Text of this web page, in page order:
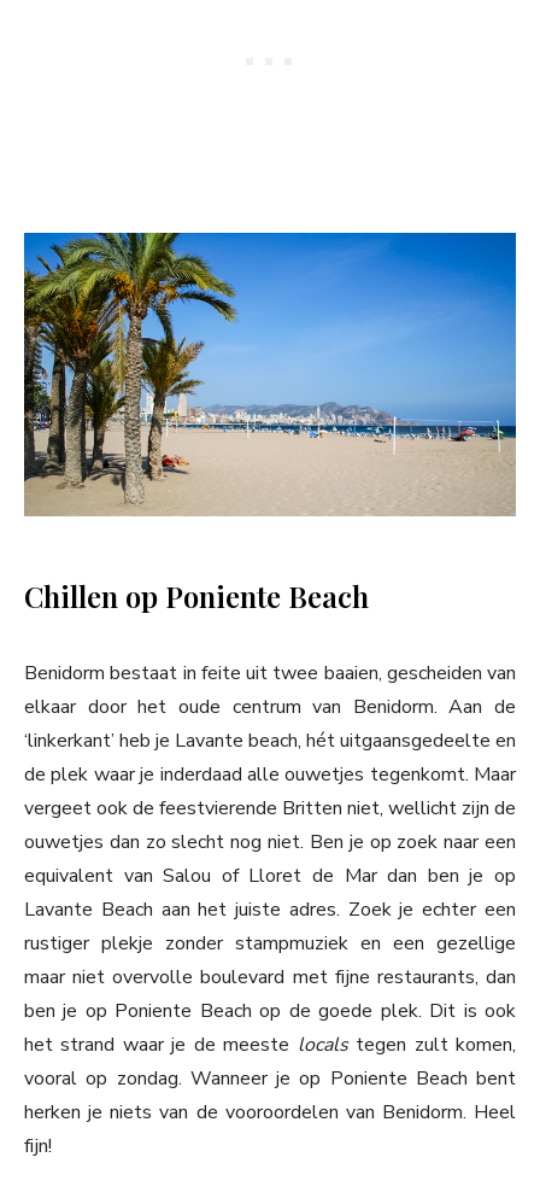
Chillen op Poniente Beach
Benidorm bestaat in feite uit twee baaien, gescheiden van
elkaar door het oude centrum van Benidorm. Aan de
‘linkerkant’ heb je Lavante beach, hét uitgaansgedeelte en
de plek waar je inderdaad alle ouwetjes tegenkomt. Maar
vergeet ook de feestvierende Britten niet, wellicht zijn de
ouwetjes dan zo slecht nog niet. Ben je op zoek naar een
equivalent van Salou of Lloret de Mar dan ben je op
Lavante Beach aan het juiste adres. Zoek je echter een
rustiger plekje zonder stampmuziek en een gezellige
maar niet overvolle boulevard met fijne restaurants, dan
ben je op Poniente Beach op de goede plek. Dit is ook
het strand waar je de meeste locals tegen zult komen,
vooral op zondag. Wanneer je op Poniente Beach bent
herken je niets van de vooroordelen van Benidorm. Heel
fijn!